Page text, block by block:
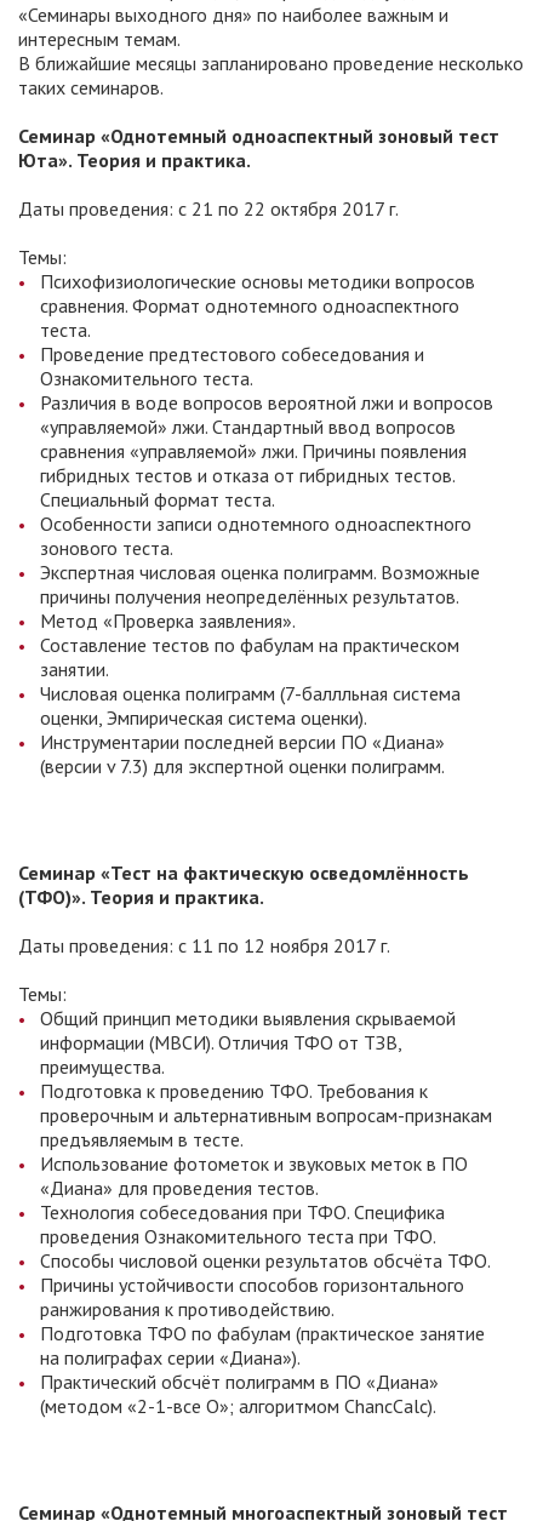
«Семинары выходного дня» по наиболее важным и
интересным темам.
В ближайшие месяцы запланировано проведение несколько
таких семинаров.
Семинар «Однотемный одноаспектный зоновый тест
Юта». Теория и практика.
Даты проведения: с 21 по 22 октября 2017 г.
Темы:
Психофизиологические основы методики вопросов
сравнения. Формат однотемного одноаспектного
теста.
Проведение предтестового собеседования и
Ознакомительного теста.
Различия в воде вопросов вероятной лжи и вопросов
«управляемой» лжи. Стандартный ввод вопросов
сравнения «управляемой» лжи. Причины появления
гибридных тестов и отказа от гибридных тестов.
Специальный формат теста.
Особенности записи однотемного одноаспектного
зонового теста.
Экспертная числовая оценка полиграмм. Возможные
причины получения неопределённых результатов.
Метод «Проверка заявления».
Составление тестов по фабулам на практическом
занятии.
Числовая оценка полиграмм (7-баллльная система
оценки, Эмпирическая система оценки).
Инструментарии последней версии ПО «Диана»
(версии v 7.3) для экспертной оценки полиграмм.
Семинар «Тест на фактическую осведомлённость
(ТФО)». Теория и практика.
Даты проведения: с 11 по 12 ноября 2017 г.
Темы:
Общий принцип методики выявления скрываемой
информации (МВСИ). Отличия ТФО от ТЗВ,
преимущества.
Подготовка к проведению ТФО. Требования к
проверочным и альтернативным вопросам-признакам
предъявляемым в тесте.
Использование фотометок и звуковых меток в ПО
«Диана» для проведения тестов.
Технология собеседования при ТФО. Специфика
проведения Ознакомительного теста при ТФО.
Способы числовой оценки результатов обсчёта ТФО.
Причины устойчивости способов горизонтального
ранжирования к противодействию.
Подготовка ТФО по фабулам (практическое занятие
на полиграфах серии «Диана»).
Практический обсчёт полиграмм в ПО «Диана»
(методом «2-1-все О»; алгоритмом ChancCalc).
Семинар «Однотемный многоаспектный зоновый тест